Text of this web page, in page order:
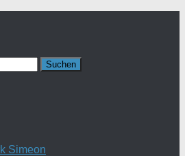
Simeon